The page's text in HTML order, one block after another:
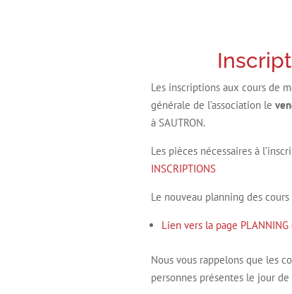
Les inscriptions aux cours de
générale de l’association le
à SAUTRON.
Les pièces nécessaires à
INSCRIPTIONS
Le nouveau planning des
Lien vers la page PLANNING
Nous vous rappelons que les
personnes présentes le jour